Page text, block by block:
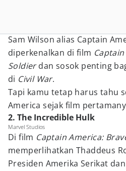
Sam Wilson alias Captain
diperkenalkan di film
Soldierdan sosok penting
di Civil War.
Tapi kamu tetap harus tahu
America sejak film
2. The Incredible Hulk
Marvel Studios
Di film Captain America:
memperlihatkan Thaddeus
Presiden Amerika Serikat